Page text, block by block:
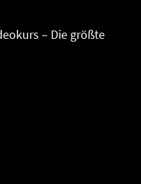
– Die größte